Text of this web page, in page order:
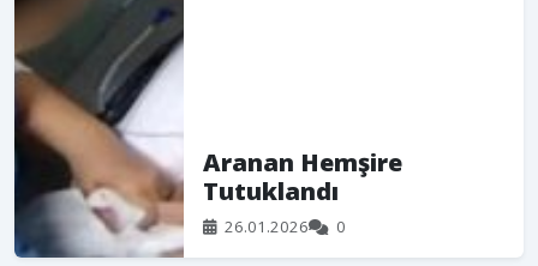
Aranan Hemşire
Tutuklandı
26.01.2026 0